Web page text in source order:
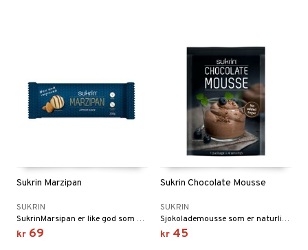
Sukrin Marzipan
SUKRIN
SukrinMarsipan er like god som vanlig marsipan – og fullpakket med god næring.
kr 69
Sukrin Chocolate Mousse
SUKRIN
Sjokolademousse som er naturlig søtet med Sukrin og stevia, slik at du kan nyte helt uten dårlig samvittighet.
kr 45